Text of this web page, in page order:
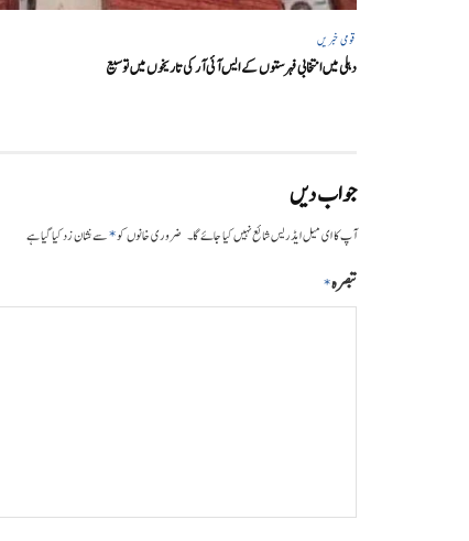
قومی خبریں
دہلی میں انتخابی فہرستوں کے ایس آئی آر کی تاریخوں میں توسیع
جواب دیں
آپ کا ای میل ایڈریس شائع نہیں کیا جائے گا۔ ضروری خانوں کو*سے نشان زد کیا گیا ہے
تبصرہ*